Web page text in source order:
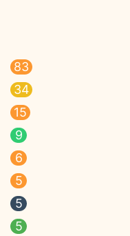
83
34
15
9
6
5
5
5